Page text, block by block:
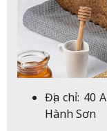
Địa chỉ: 40
Hành Sơn